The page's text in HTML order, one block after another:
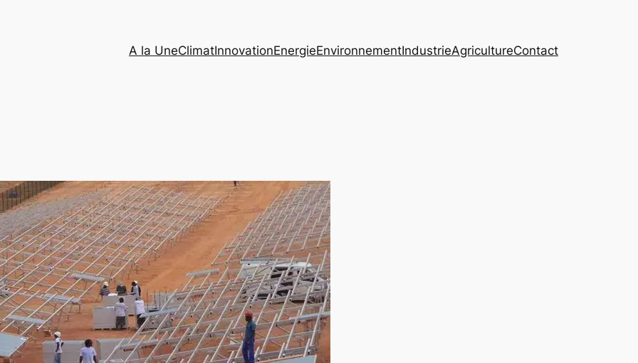
A la UneClimatInnovationEnergieEnvironnementIndustrieAgricultureContact